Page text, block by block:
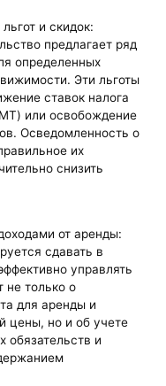
и скидок:
предлагает ряд
определенных
Эти льготы
ставок налога
или освобождение
Осведомленность о
их
снизить
от аренды:
сдавать в
управлять
не только о
для аренды и
цены, но и об учете
обязательств и